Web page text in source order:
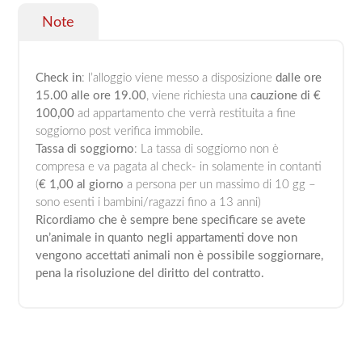
Note
Check in: l’alloggio viene messo a disposizionedalle ore
15.00 alle ore 19.00, viene richiesta unacauzione di €
100,00 ad appartamento che verrà restituita a fine
soggiorno post verifica immobile.
Tassa di soggiorno: La tassa di soggiorno non è
compresa e va pagata al check- in solamente in contanti
(€ 1,00 al giorno a persona per un massimo di 10 gg –
sono esenti i bambini/ragazzi fino a 13 anni)
Ricordiamo che è sempre bene specificare se avete
un’animale in quanto negli appartamenti dove non
vengono accettati animali non è possibile soggiornare,
pena la risoluzione del diritto del contratto.